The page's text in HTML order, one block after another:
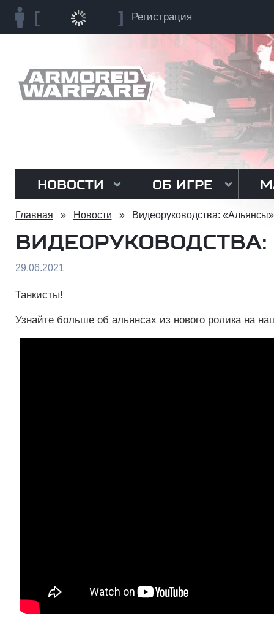
Регистрация
НОВОСТИ ОБ ИГРЕ
Главная » Новости » Видеоруководства: «Альянсы»
ВИДЕОРУКОВОДСТВА:
29.06.2021
Танкисты!
Узнайте больше об альянсах из нового ролика на